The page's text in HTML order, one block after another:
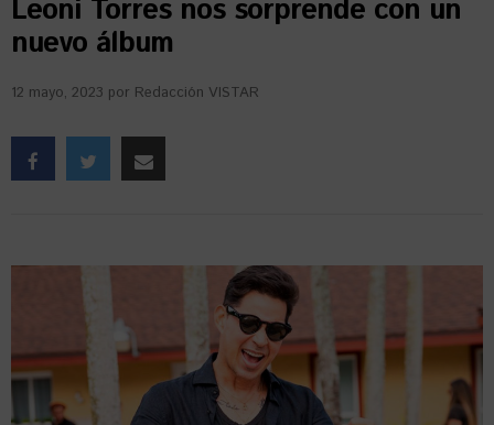
Leoni Torres nos sorprende con un
nuevo álbum
12 mayo, 2023 por Redacción VISTAR